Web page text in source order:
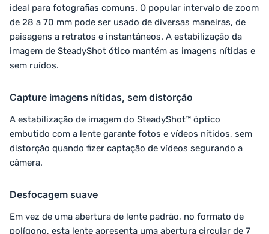
ideal para fotografias comuns. O popular intervalo de zoom
de 28 a 70 mm pode ser usado de diversas maneiras, de
paisagens a retratos e instantâneos. A estabilização da
imagem de SteadyShot ótico mantém as imagens nítidas e
sem ruídos.
Capture imagens nítidas, sem distorção
A estabilização de imagem do SteadyShot™ óptico
embutido com a lente garante fotos e vídeos nítidos, sem
distorção quando fizer captação de vídeos segurando a
câmera.
Desfocagem suave
Em vez de uma abertura de lente padrão, no formato de
polígono, esta lente apresenta uma abertura circular de 7